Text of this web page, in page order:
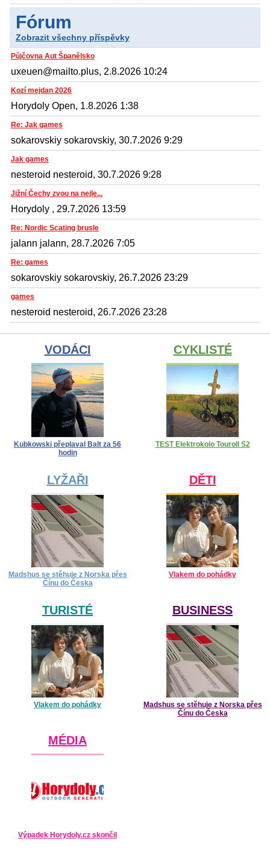
Fórum
Zobrazit všechny příspěvky
Půjčovna Aut Španělsko
uxeuen@mailto.plus, 2.8.2026 10:24
Kozí mejdan 2026
Horydoly Open, 1.8.2026 1:38
Re: Jak games
sokarovskiy sokarovskiy, 30.7.2026 9:29
Jak games
nesteroid nesteroid, 30.7.2026 9:28
Jižní Čechy zvou na nejle...
Horydoly , 29.7.2026 13:59
Re: Nordic Scating brusle
jalann jalann, 28.7.2026 7:05
Re: games
sokarovskiy sokarovskiy, 26.7.2026 23:29
games
nesteroid nesteroid, 26.7.2026 23:28
VODÁCI
Kubkowski přeplaval Balt za 56
hodin
CYKLISTÉ
TEST Elektrokolo Touroll S2
LYŽAŘI
Madshus se stěhuje z Norska přes
Čínu do Česka
DĚTI
Vlakem do pohádky
TURISTÉ
Vlakem do pohádky
BUSINESS
Madshus se stěhuje z Norska přes
Čínu do Česka
MÉDIA
Výpadek Horydoly.cz skončil